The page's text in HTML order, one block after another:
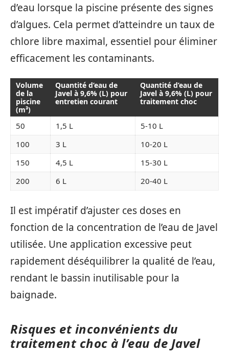
d’eau lorsque la piscine présente des signes
d’algues. Cela permet d’atteindre un taux de
chlore libre maximal, essentiel pour éliminer
efficacement les contaminants.
Volume
de la
piscine
(m³)
Quantité d’eau de
Javel à 9,6% (L) pour
entretien courant
Quantité d’eau de
Javel à 9,6% (L) pour
traitement choc
50 1,5 L
5-10 L
100
3 L
10-20 L
150
4,5 L
15-30 L
200
6 L 20-40 L
Il est impératif d’ajuster ces doses en
fonction de la concentration de l’eau de Javel
utilisée. Une application excessive peut
rapidement déséquilibrer la qualité de l’eau,
rendant le bassin inutilisable pour la
baignade.
Risques et inconvénients du
traitement choc à l’eau de Javel